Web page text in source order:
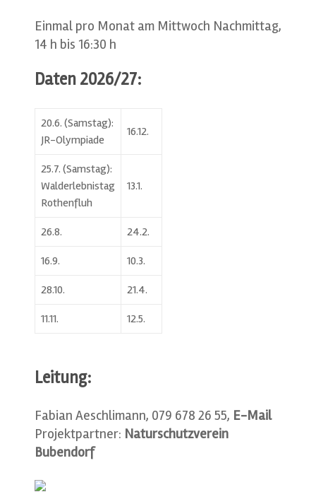
Einmal pro Monat am Mittwoch Nachmittag,
14 h bis 16:30 h
Daten 2026/27:
20.6. (Samstag):
JR-Olympiade
16.12.
25.7. (Samstag):
Walderlebnistag
Rothenfluh
13.1.
26.8. 24.2.
16.9. 10.3.
28.10. 21.4.
11.11. 12.5.
Leitung:
Fabian Aeschlimann, 079 678 26 55, E-Mail
Projektpartner: Naturschutzverein
Bubendorf